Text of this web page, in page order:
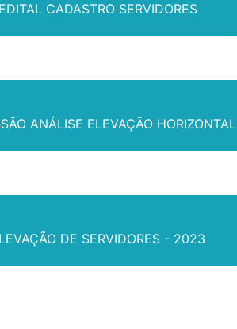
EDITAL CADASTRO SERVIDORES
ANÁLISE ELEVAÇÃO HORIZONTAL
DE SERVIDORES - 2023